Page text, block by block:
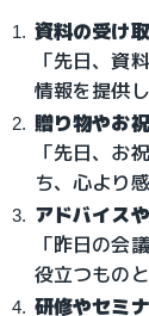
資料の受け
「先日、資
情報を提供
贈り物やお
「先日、お
ち、心より
アドバイス
「昨日の会
役立つもの
研修やセミ